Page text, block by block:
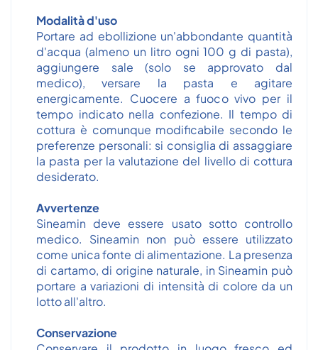
Modalità d'uso
Portare ad ebollizione un'abbondante quantità
d'acqua (almeno un litro ogni 100 g di pasta),
aggiungere sale (solo se approvato dal
medico), versare la pasta e agitare
energicamente. Cuocere a fuoco vivo per il
tempo indicato nella confezione. Il tempo di
cottura è comunque modificabile secondo le
preferenze personali: si consiglia di assaggiare
la pasta per la valutazione del livello di cottura
desiderato.
Avvertenze
Sineamin deve essere usato sotto controllo
medico. Sineamin non può essere utilizzato
come unica fonte di alimentazione. La presenza
di cartamo, di origine naturale, in Sineamin può
portare a variazioni di intensità di colore da un
lotto all'altro.
Conservazione